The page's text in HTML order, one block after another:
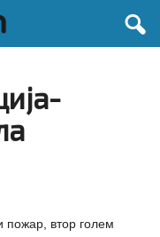
пожар, втор голем